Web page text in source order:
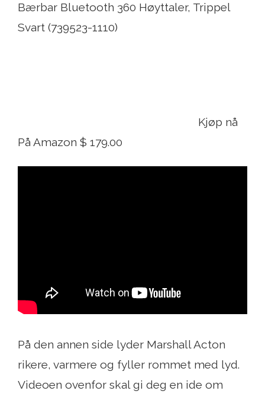
Bærbar Bluetooth 360 Høyttaler, Trippel
Svart (739523-1110)
Kjøp nå
På Amazon $ 179.00
På den annen side lyder Marshall Acton
rikere, varmere og fyller rommet med lyd.
Videoen ovenfor skal gi deg en ide om